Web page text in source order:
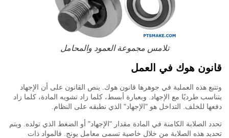
تلامس مجموعة العمود والمحامل
هوك في العمل
هذه العملية في جوهرها قانون هوك. ينص القانون على أن الإجهاد
طرديًا مع الإجهاد. وبعبارة أبسط، كلما زاد تشويه المادة، كلما زاد
للخلف. التداخل هو "الإجهاد" الذي نطبقه على النظام.
الصلابة الكامنة في المادة مقدار "الإجهاد" أو الضغط الذي تولده. ويتم
هذه الصلابة من خلال خاصية تسمى معامل يونج. فالمواد ذات